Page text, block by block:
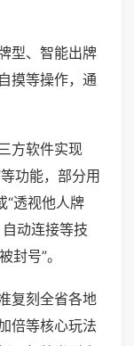
型、智能出牌
摸等操作，通
方软件实现
功能，部分用
“透视他人牌
动连接等技
封号”。
复刻全省各地
倍等核心玩法